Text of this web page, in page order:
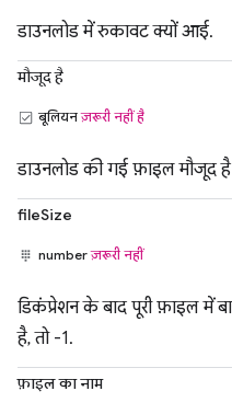
डाउनलोड में रुकावट क्यों आई.
मौजूद है
बूलियनज़रूरी नहीं है
डाउनलोड की गई फ़ाइल मौजूद है
fileSize
numberज़रूरी नहीं
डिकंप्रेशन के बाद पूरी फ़ाइल में
है, तो -1.
फ़ाइल का नाम